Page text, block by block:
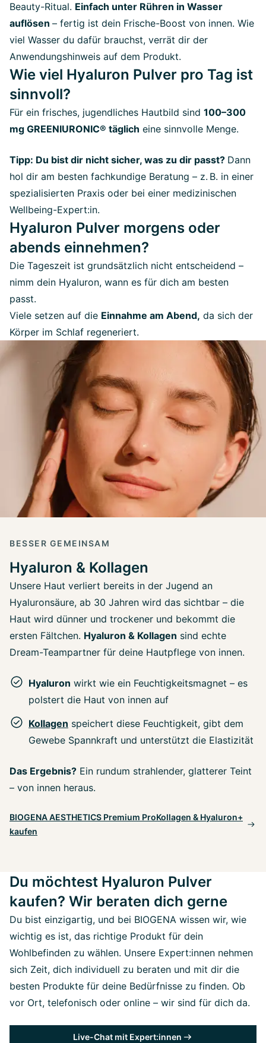
Beauty-Ritual. Einfach unter Rühren in Wasser
auflösen – fertig ist dein Frische-Boost von innen. Wie
viel Wasser du dafür brauchst, verrät dir der
Anwendungshinweis auf dem Produkt.
Wie viel Hyaluron Pulver pro Tag ist
sinnvoll?
Für ein frisches, jugendliches Hautbild sind 100–300
mg GREENIURONIC® täglich eine sinnvolle Menge.
Tipp: Du bist dir nicht sicher, was zu dir passt? Dann
hol dir am besten fachkundige Beratung – z. B. in einer
spezialisierten Praxis oder bei einer medizinischen
Wellbeing-Expert:in.
Hyaluron Pulver morgens oder
abends einnehmen?
Die Tageszeit ist grundsätzlich nicht entscheidend –
nimm dein Hyaluron, wann es für dich am besten
passt.
Viele setzen auf die Einnahme am Abend, da sich der
Körper im Schlaf regeneriert.
BESSER GEMEINSAM
Hyaluron & Kollagen
Unsere Haut verliert bereits in der Jugend an
Hyaluronsäure, ab 30 Jahren wird das sichtbar – die
Haut wird dünner und trockener und bekommt die
ersten Fältchen. Hyaluron & Kollagen sind echte
Dream-Teampartner für deine Hautpflege von innen.
Hyaluron wirkt wie ein Feuchtigkeitsmagnet – es
polstert die Haut von innen auf
Kollagen speichert diese Feuchtigkeit, gibt dem
Gewebe Spannkraft und unterstützt die Elastizität
Das Ergebnis? Ein rundum strahlender, glatterer Teint
– von innen heraus.
BIOGENA AESTHETICS Premium ProKollagen & Hyaluron+
kaufen
Du möchtest Hyaluron Pulver
kaufen? Wir beraten dich gerne
Du bist einzigartig, und bei BIOGENA wissen wir, wie
wichtig es ist, das richtige Produkt für dein
Wohlbefinden zu wählen. Unsere Expert:innen nehmen
sich Zeit, dich individuell zu beraten und mit dir die
besten Produkte für deine Bedürfnisse zu finden. Ob
vor Ort, telefonisch oder online – wir sind für dich da.
Live-Chat mit Expert:innen